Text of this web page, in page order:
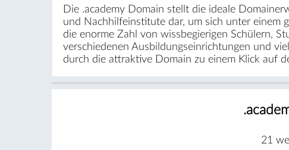
Die .academy Domain stellt die ideale
und Nachhilfeinstitute dar, um sich unter einem
die enorme Zahl von wissbegierigen Schülern,
verschiedenen Ausbildungseinrichtungen und
durch die attraktive Domain zu einem Klick auf
21